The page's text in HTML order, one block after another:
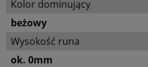
Kolor dominujący
beżowy
Wysokość runa
ok. 0mm